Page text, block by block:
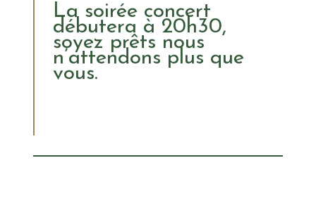
La soirée concert
débutera à 20h30,
soyez prêts nous
n’attendons plus que
vous.